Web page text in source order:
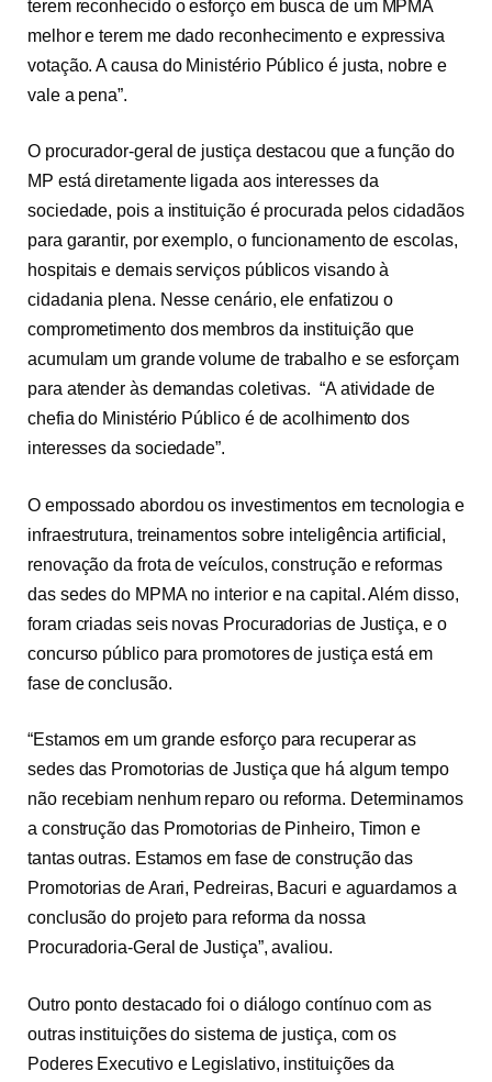
terem reconhecido o esforço em busca de um MPMA
melhor e terem me dado reconhecimento e expressiva
votação. A causa do Ministério Público é justa, nobre e
vale a pena”.
O procurador-geral de justiça destacou que a função do
MP está diretamente ligada aos interesses da
sociedade, pois a instituição é procurada pelos cidadãos
para garantir, por exemplo, o funcionamento de escolas,
hospitais e demais serviços públicos visando à
cidadania plena. Nesse cenário, ele enfatizou o
comprometimento dos membros da instituição que
acumulam um grande volume de trabalho e se esforçam
para atender às demandas coletivas. “A atividade de
chefia do Ministério Público é de acolhimento dos
interesses da sociedade”.
O empossado abordou os investimentos em tecnologia e
infraestrutura, treinamentos sobre inteligência artificial,
renovação da frota de veículos, construção e reformas
das sedes do MPMA no interior e na capital. Além disso,
foram criadas seis novas Procuradorias de Justiça, e o
concurso público para promotores de justiça está em
fase de conclusão.
“Estamos em um grande esforço para recuperar as
sedes das Promotorias de Justiça que há algum tempo
não recebiam nenhum reparo ou reforma. Determinamos
a construção das Promotorias de Pinheiro, Timon e
tantas outras. Estamos em fase de construção das
Promotorias de Arari, Pedreiras, Bacuri e aguardamos a
conclusão do projeto para reforma da nossa
Procuradoria-Geral de Justiça”, avaliou.
Outro ponto destacado foi o diálogo contínuo com as
outras instituições do sistema de justiça, com os
Poderes Executivo e Legislativo, instituições da